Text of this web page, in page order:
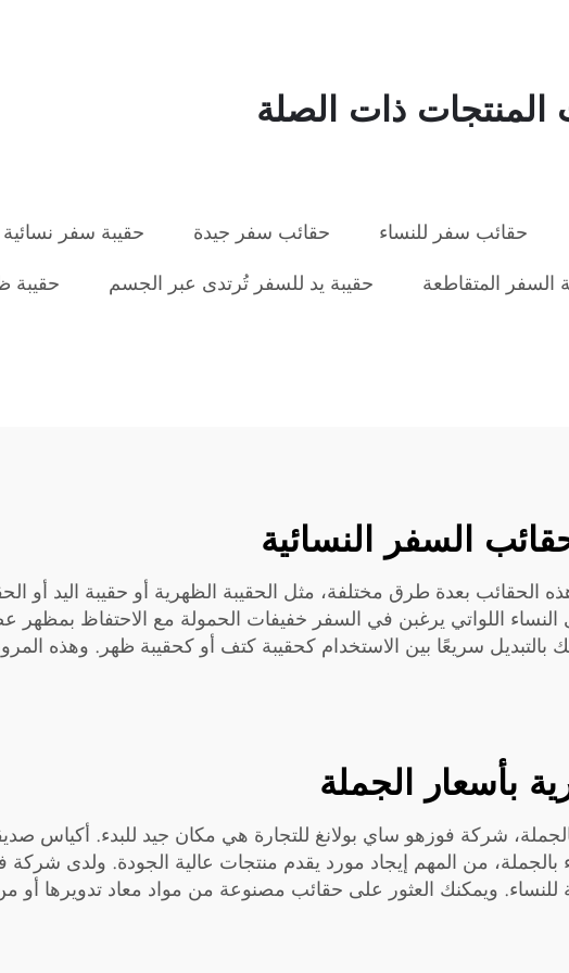
المنتجات ذات الصلة
حقائب سفر للنساء حقائب سفر جيدة
حقيبة سفر نسائية
السفر المتقاطعة حقيبة يد للسفر تُرتدى عبر الجسم حقيبة
السفر النسائية
النساء اللواتي يرغبن في السفر خفيفات الحمولة مع الاحتفاظ
سريعًا بين الاستخدام كحقيبة كتف أو كحقيبة ظهر. وهذه
بأسعار الجملة
شركة فوزهو ساي بولانغ للتجارة هي مكان جيد للبدء. أكياس
من المهم إيجاد مورد يقدم منتجات عالية الجودة. ولدى شركة
للنساء. ويمكنك العثور على حقائب مصنوعة من مواد معاد تدويرها